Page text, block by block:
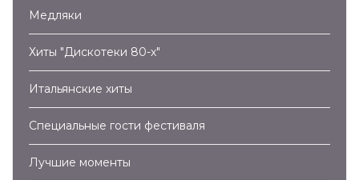
Медляки
Хиты "Дискотеки 80-х"
Итальянские хиты
Специальные гости фестиваля
Лучшие моменты